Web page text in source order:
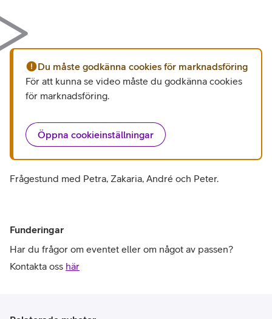
Du måste godkänna cookies för marknadsföring
För att kunna se video måste du godkänna cookies
för marknadsföring.
Öppna cookieinställningar
Frågestund med Petra, Zakaria, André och Peter.
Funderingar
Har du frågor om eventet eller om något av passen?
Kontakta oss här